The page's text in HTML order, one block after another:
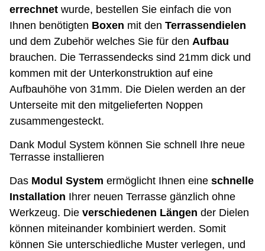
errechnet wurde, bestellen Sie einfach die von
Ihnen benötigten Boxen mit den Terrassendielen
und dem Zubehör welches Sie für den Aufbau
brauchen. Die Terrassendecks sind 21mm dick und
kommen mit der Unterkonstruktion auf eine
Aufbauhöhe von 31mm. Die Dielen werden an der
Unterseite mit den mitgelieferten Noppen
zusammengesteckt.
Dank Modul System können Sie schnell Ihre neue
Terrasse installieren
Das Modul System ermöglicht Ihnen eine schnelle
Installation Ihrer neuen Terrasse gänzlich ohne
Werkzeug. Die verschiedenen Längen der Dielen
können miteinander kombiniert werden. Somit
können Sie unterschiedliche Muster verlegen, und